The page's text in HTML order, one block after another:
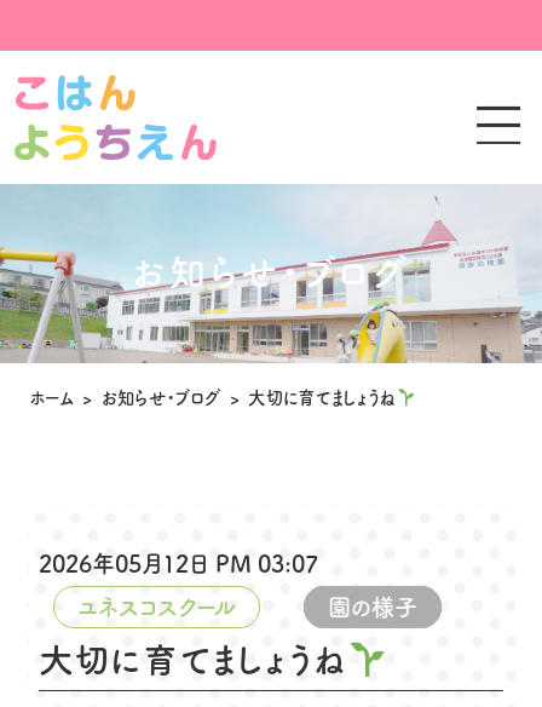
お知らせ・ブログ
ホーム > お知らせ・ブログ > 大切に育てましょうね
2026年05月12日 PM 03:07
ユネスコスクール
園の様子
大切に育てましょうね